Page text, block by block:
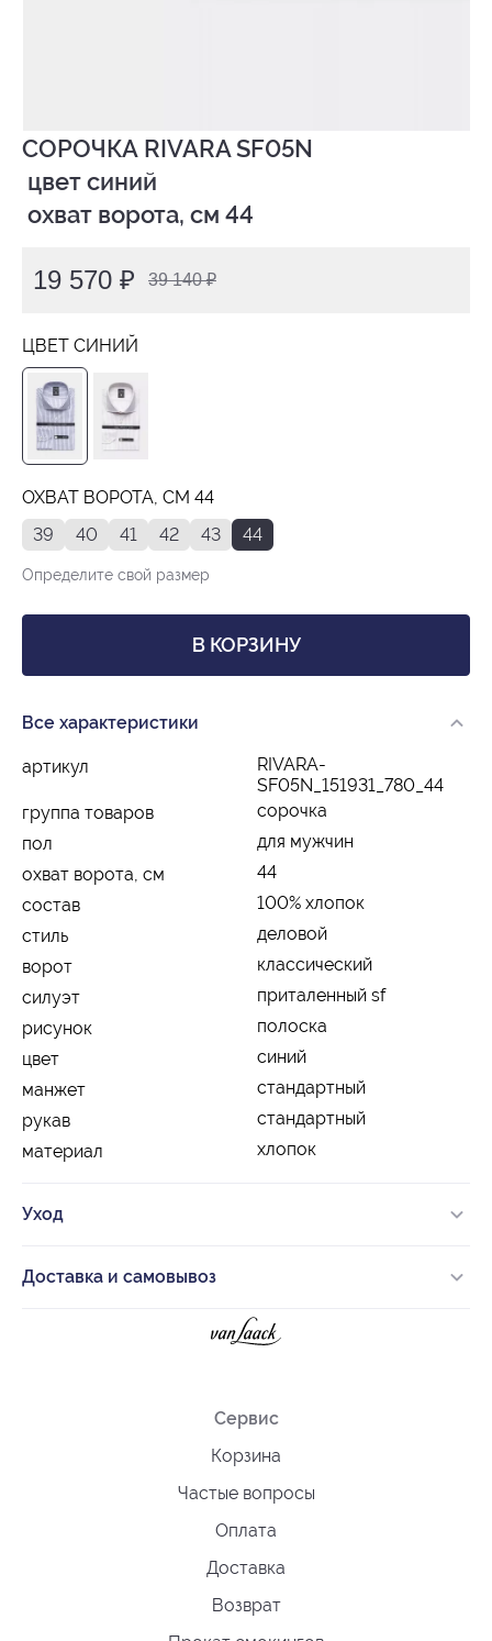
СОРОЧКА RIVARA SF05N
охват ворота, см 44
19 570 ₽ 39 140 ₽
ЦВЕТ СИНИЙ
ОХВАТ ВОРОТА, СМ 44
39
40 41 42 43 44
Определите свой размер
В КОРЗИНУ
Все характеристики
артикул
RIVARA-
SF05N_151931_780_44
группа товаров
сорочка
пол
для мужчин
охват ворота, см
44
состав
100% хлопок
стиль
деловой
ворот
классический
силуэт
приталенный sf
рисунок
полоска
цвет
синий
манжет
стандартный
рукав
стандартный
материал
хлопок
Уход
Доставка и самовывоз
Сервис
Корзина
Частые вопросы
Оплата
Доставка
Возврат